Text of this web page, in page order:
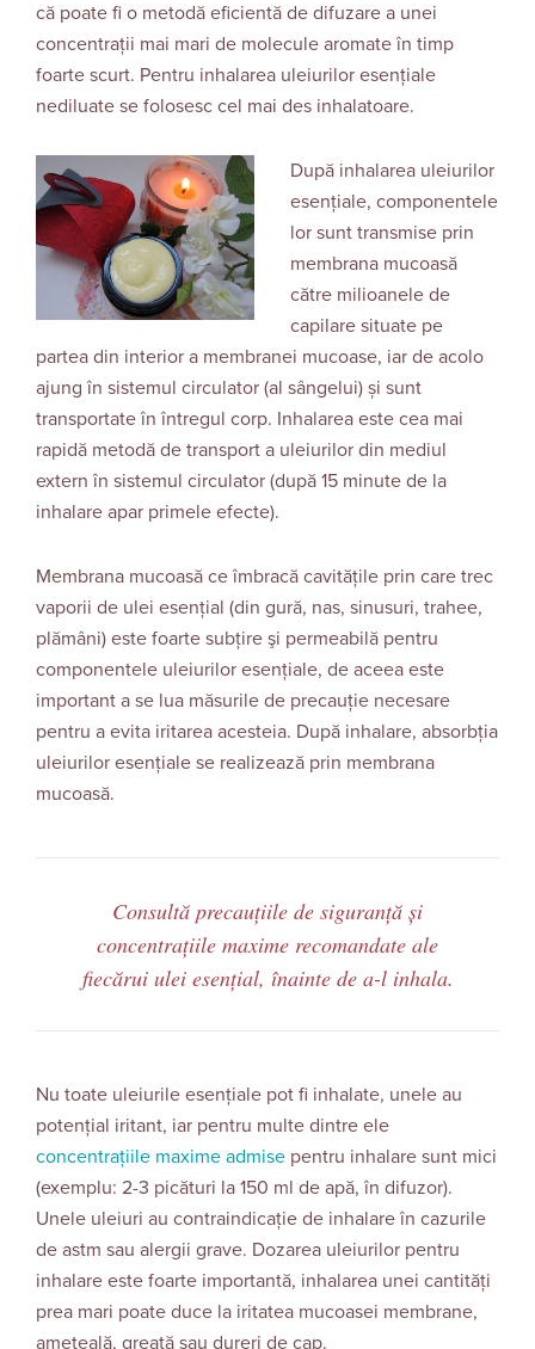
că poate fi o metodă eficientă de difuzare a unei
concentrații mai mari de molecule aromate în timp
foarte scurt. Pentru inhalarea uleiurilor esențiale
nediluate se folosesc cel mai des inhalatoare.
După inhalarea uleiurilor
esenţiale, componentele
lor sunt transmise prin
membrana mucoasă
către milioanele de
capilare situate pe
partea din interior a membranei mucoase, iar de acolo
ajung în sistemul circulator (al sângelui) și sunt
transportate în întregul corp. Inhalarea este cea mai
rapidă metodă de transport a uleiurilor din mediul
extern în sistemul circulator (după 15 minute de la
inhalare apar primele efecte).
Membrana mucoasă ce îmbracă cavitățile prin care trec
vaporii de ulei esenţial (din gură, nas, sinusuri, trahee,
plămâni) este foarte subţire şi permeabilă pentru
componentele uleiurilor esenţiale, de aceea este
important a se lua măsurile de precauţie necesare
pentru a evita iritarea acesteia. După inhalare, absorbția
uleiurilor esențiale se realizează prin membrana
mucoasă.
Consultă precauțiile de siguranță și
concentrațiile maxime recomandate ale
fiecărui ulei esențial, înainte de a-l inhala.
Nu toate uleiurile esențiale pot fi inhalate, unele au
potențial iritant, iar pentru multe dintre ele
concentrațiile maxime admise pentru inhalare sunt mici
(exemplu: 2-3 picături la 150 ml de apă, în difuzor).
Unele uleiuri au contraindicație de inhalare în cazurile
de astm sau alergii grave. Dozarea uleiurilor pentru
inhalare este foarte importantă, inhalarea unei cantităţi
prea mari poate duce la iritatea mucoasei membrane,
amețeală, greaţă sau dureri de cap.